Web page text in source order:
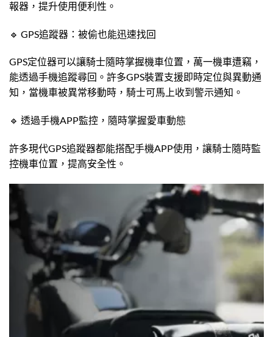
報器，提升使用便利性。
🔹 GPS追蹤器：被偷也能迅速找回
GPS定位器可以讓騎士隨時掌握機車位置，萬一機車遭竊，
能透過手機追蹤尋回。許多GPS裝置支援即時定位與異動通
知，當機車被異常移動時，騎士可馬上收到警示通知。
🔹 透過手機APP監控，隨時掌握愛車動態
許多現代GPS追蹤器都能搭配手機APP使用，讓騎士隨時監
控機車位置，提高安全性。